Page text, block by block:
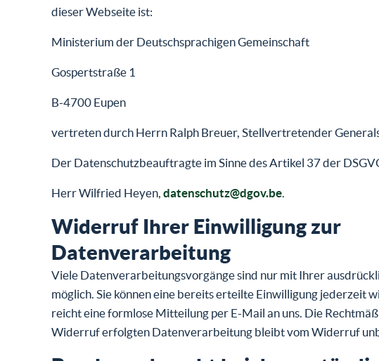
dieser Webseite ist:
Ministerium der Deutschsprachigen Gemeinschaft
Gospertstraße 1
B-4700 Eupen
vertreten durch Herrn Ralph Breuer, Stellvertretender
Der Datenschutzbeauftragte im Sinne des Artikel 37 der
Herr Wilfried Heyen, datenschutz@dgov.be.
Widerruf Ihrer Einwilligung zur
Datenverarbeitung
Viele Datenverarbeitungsvorgänge sind nur mit Ihrer
möglich. Sie können eine bereits erteilte Einwilligung jederzeit
reicht eine formlose Mitteilung per E-Mail an uns. Die
Widerruf erfolgten Datenverarbeitung bleibt vom Widerruf